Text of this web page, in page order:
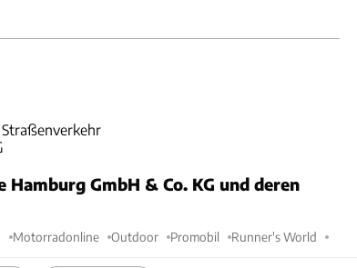
GmbH & Co. KG und deren
Motorradonline Outdoor Promobil
Runner's World